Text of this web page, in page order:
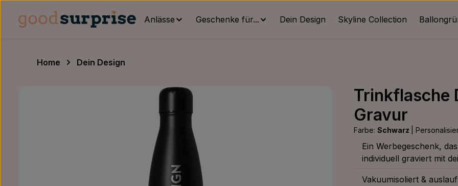
Hauptinhalt springen
Zur Hauptnavigation springen
Anlässe Geschenke für... Dein Design Skyline Collection
Home Dein Design
Trinkflasche
Gravur
Farbe: Schwarz
Ein Werbegeschenk,
individuell graviert mit
Vakuumisoliert &